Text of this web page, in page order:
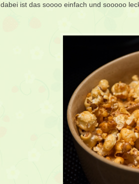
dabei ist das soooo einfach und sooooo